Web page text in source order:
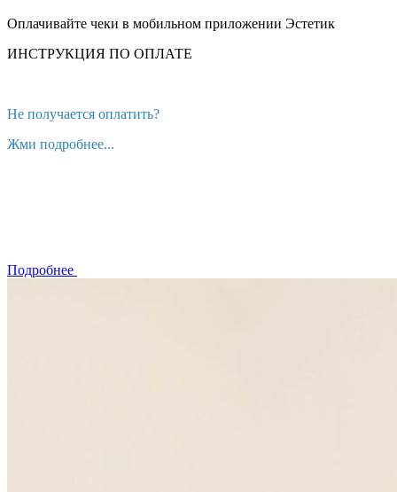
Оплачивайте чеки в мобильном приложении Эстетик
ИНСТРУКЦИЯ ПО ОПЛАТЕ
Не получается оплатить?
Жми подробнее...
Подробнее